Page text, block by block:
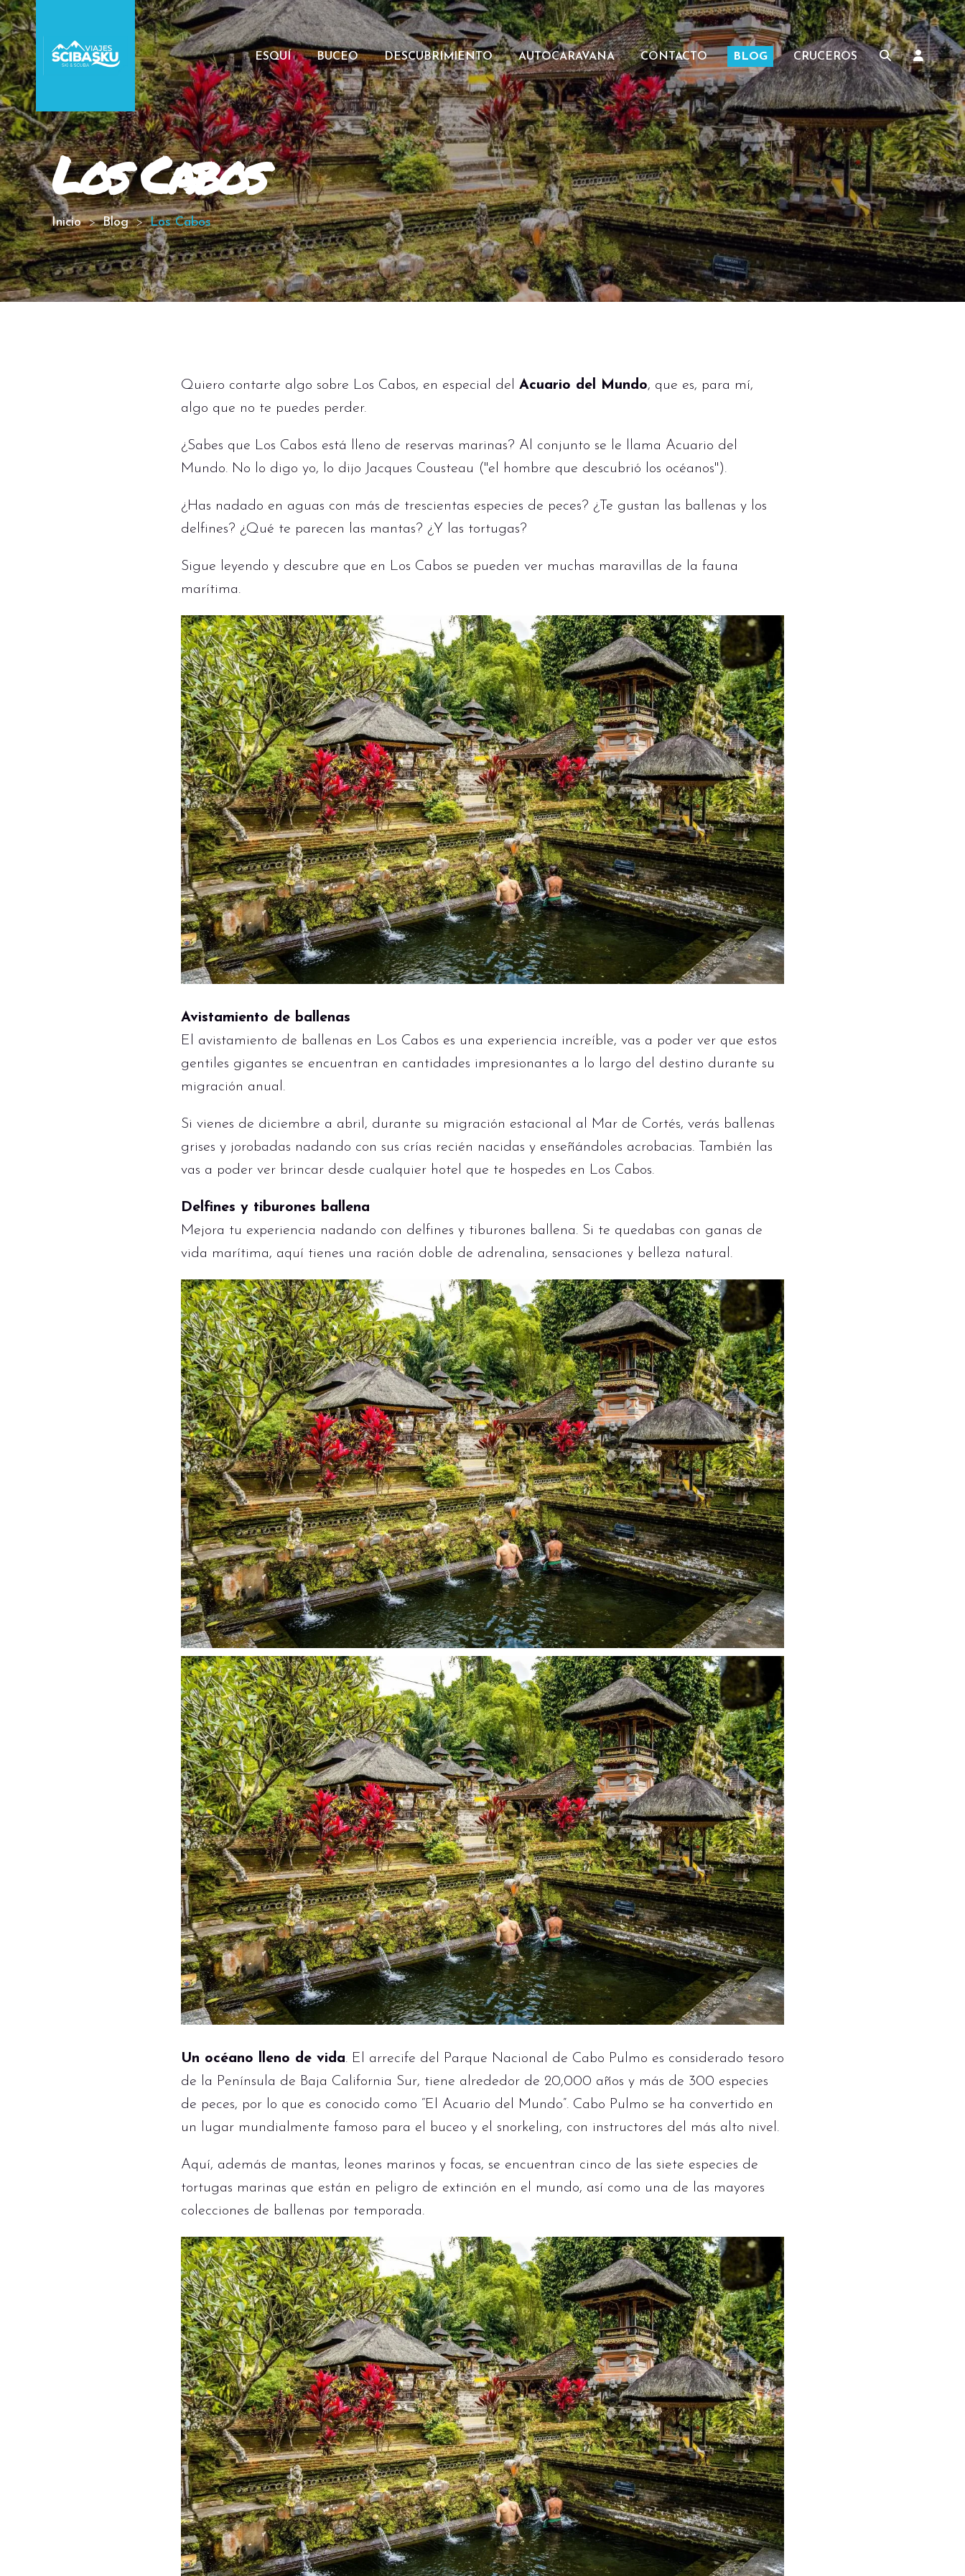
ESQUÍ BUCEO DESCUBRIMIENTO AUTOCARAVANA CONTACTO BLOG CRUCEROS
Los Cabos
Inicio Blog Los Cabos
Quiero contarte algo sobre Los Cabos, en especial del Acuario del Mundo, que es, para mí,
algo que no te puedes perder.
¿Sabes que Los Cabos está lleno de reservas marinas? Al conjunto se le llama Acuario del
Mundo. No lo digo yo, lo dijo Jacques Cousteau ("el hombre que descubrió los océanos").
¿Has nadado en aguas con más de trescientas especies de peces? ¿Te gustan las ballenas y los
delfines? ¿Qué te parecen las mantas? ¿Y las tortugas?
Sigue leyendo y descubre que en Los Cabos se pueden ver muchas maravillas de la fauna
marítima.
Avistamiento de ballenas
El avistamiento de ballenas en Los Cabos es una experiencia increíble, vas a poder ver que estos
gentiles gigantes se encuentran en cantidades impresionantes a lo largo del destino durante su
migración anual.
Si vienes de diciembre a abril, durante su migración estacional al Mar de Cortés, verás ballenas
grises y jorobadas nadando con sus crías recién nacidas y enseñándoles acrobacias. También las
vas a poder ver brincar desde cualquier hotel que te hospedes en Los Cabos.
Delfines y tiburones ballena
Mejora tu experiencia nadando con delfines y tiburones ballena. Si te quedabas con ganas de
vida marítima, aquí tienes una ración doble de adrenalina, sensaciones y belleza natural.
Un océano lleno de vida. El arrecife del Parque Nacional de Cabo Pulmo es considerado tesoro
de la Península de Baja California Sur, tiene alrededor de 20,000 años y más de 300 especies
de peces, por lo que es conocido como “El Acuario del Mundo”. Cabo Pulmo se ha convertido en
un lugar mundialmente famoso para el buceo y el snorkeling, con instructores del más alto nivel.
Aquí, además de mantas, leones marinos y focas, se encuentran cinco de las siete especies de
tortugas marinas que están en peligro de extinción en el mundo, así como una de las mayores
colecciones de ballenas por temporada.